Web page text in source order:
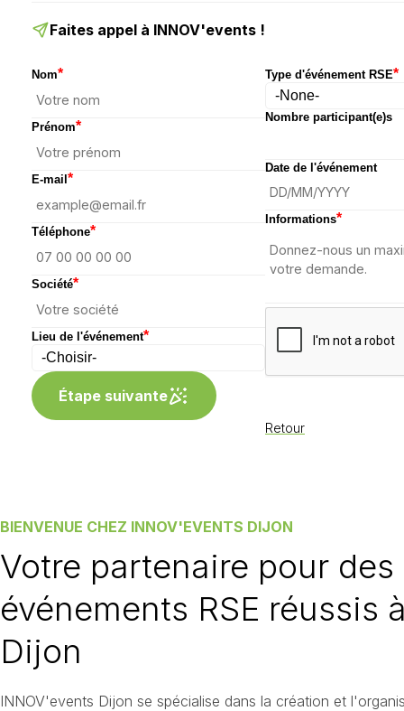
Faites appel à INNOV'events !
Nom*
Prénom*
E-mail *
Téléphone*
Société*
Lieu de l'événement*
Étape suivante
Type d'événement RSE*
Nombre participant(e)s
Date de l'événement
Informations*
Retour
BIENVENUE CHEZ INNOV'EVENTS DIJON
Votre partenaire pour des
événements RSE réussis
Dijon
INNOV'events Dijon se spécialise dans la création et